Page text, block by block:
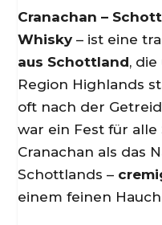
Cranachan –
Whisky – ist eine
aus Schottland,
Region Highlands
oft nach der
war ein Fest für
Cranachan als das
Schottlands –
einem feinen